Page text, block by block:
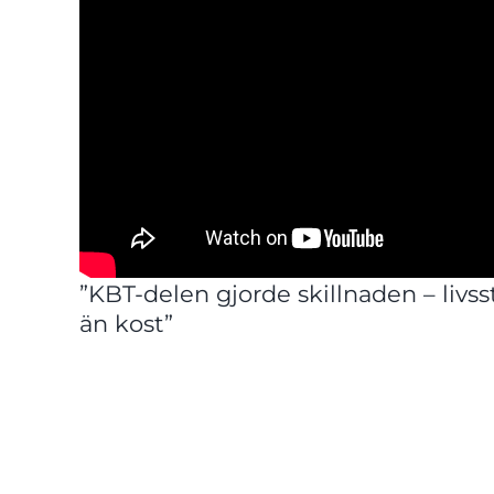
steg mot att kunna kombinera sitt yrke med
”Utbildningen har gett mig en
och förhoppningsvis kunna utveckla
”KBT-delen gjorde skillnaden –
än kost”